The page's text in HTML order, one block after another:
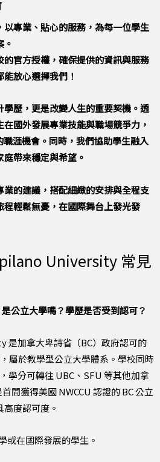
專業、貼心的服務，為每一位學生
的官方授權，確保提供的資訊與服務
放心選擇我們！
歷，更是改變人生的重要契機。透
國外發展專業技能與職場競爭力，
涯機會。同時，我們協助學生融入
帶來穩定與希望。
的建議，搭配細緻的安排與全程支
輕鬆無憂，在國際舞台上發光發
University 常見
公立大學嗎？學歷是否受到認可？
是加拿大卑詩省（BC）政府認可的
屬於教學型公立大學體系。學校同時
學分可轉往 UBC、SFU 等其他加拿
間獲得美國 NWCCU 認證的 BC 公立
度認可度。
或在國際發展的學生。